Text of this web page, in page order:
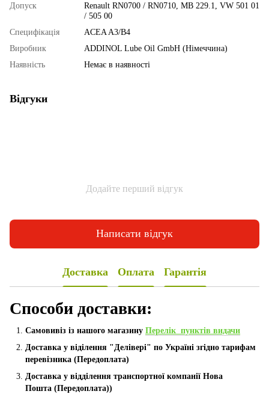
Допуск
Renault RN0700 / RN0710, MB 229.1, VW 501 01
/ 505 00
Специфікація
ACEA A3/B4
Виробник
ADDINOL Lube Oil GmbH (Німеччина)
Наявність
Немає в наявності
Відгуки
Додайте перший відгук
Написати відгук
Доставка Оплата Гарантія
Способи доставки:
Самовивіз із нашого магазину Перелік пунктів видачи
Доставка у віділення "Делівері" по Україні згідно тарифам
перевізника (Передоплата)
Доставка у відділення транспортної компанії Нова
Пошта (Передоплата))